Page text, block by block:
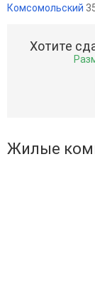
Комсомольский
Хотите
Жилые